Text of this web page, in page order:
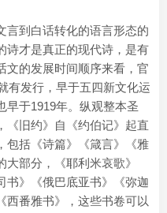
言到白话转化的语言形态的
诗才是真正的现代诗，是有
文的发展时间顺序来看，官
有发行，早于五四新文化运
早于1919年。纵观整本圣
《旧约》自《约伯记》起直
包括《诗篇》《箴言》《雅
部分，《耶利米哀歌》
书》《俄巴底亚书》《弥迦
西番雅书》，这些书卷可以